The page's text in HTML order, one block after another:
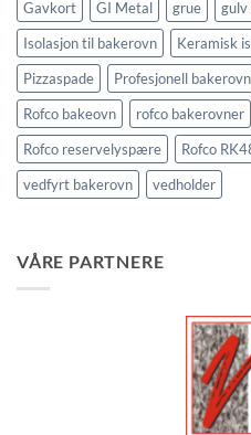
Gavkort
GI Metal grue gulv
Isolasjon til bakerovn
Keramisk
Pizzaspade
Profesjonell bakerovn
Rofco bakeovn
rofco bakerovner
Rofco reservelyspære
Rofco
vedfyrt bakerovn
vedholder
VÅRE PARTNERE